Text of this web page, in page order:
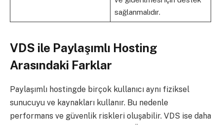
sağlanmalıdır.
VDS ile Paylaşımlı Hosting
Arasındaki Farklar
Paylaşımlı hostingde birçok kullanıcı aynı fiziksel
sunucuyu ve kaynakları kullanır. Bu nedenle
performans ve güvenlik riskleri oluşabilir. VDS ise daha